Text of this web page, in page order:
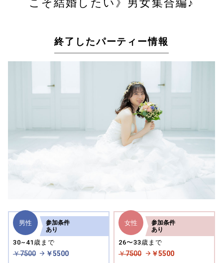
こそ結婚したい》男女集合編♪
終了したパーティー情報
男性
30~41歳まで
￥7500 ￥5500
参加条件
あり
女性
26〜33歳まで
￥7500 ￥5500
参加条件
あり